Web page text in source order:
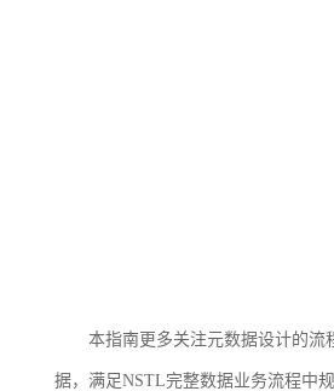
本指南更多关注元数据设计的流
据，满足NSTL完整数据业务流程中